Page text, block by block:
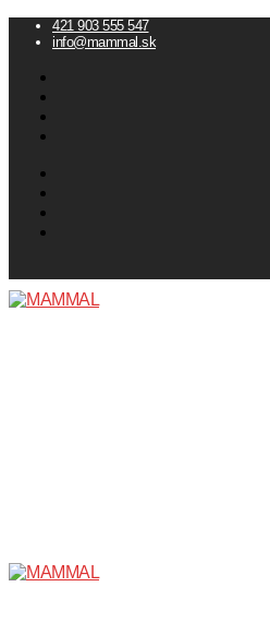
Preskočiť
Menu
Zavrieť421 903 555 547
info@mammal.sk